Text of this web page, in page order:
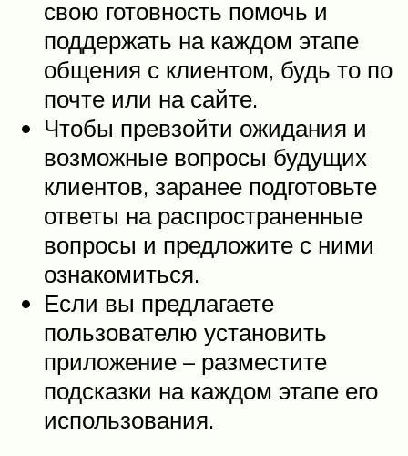
свою готовность помочь и
поддержать на каждом этапе
общения с клиентом, будь то по
почте или на сайте.
Чтобы превзойти ожидания и
возможные вопросы будущих
клиентов, заранее подготовьте
ответы на распространенные
вопросы и предложите с ними
ознакомиться.
Если вы предлагаете
пользователю установить
приложение – разместите
подсказки на каждом этапе его
использования.